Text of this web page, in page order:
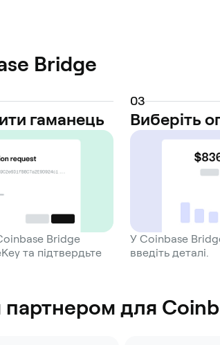
Bridge
гаманець
Bridge
та підтвердьте
03
Виберіть
У Coinbase
введіть деталі.
для